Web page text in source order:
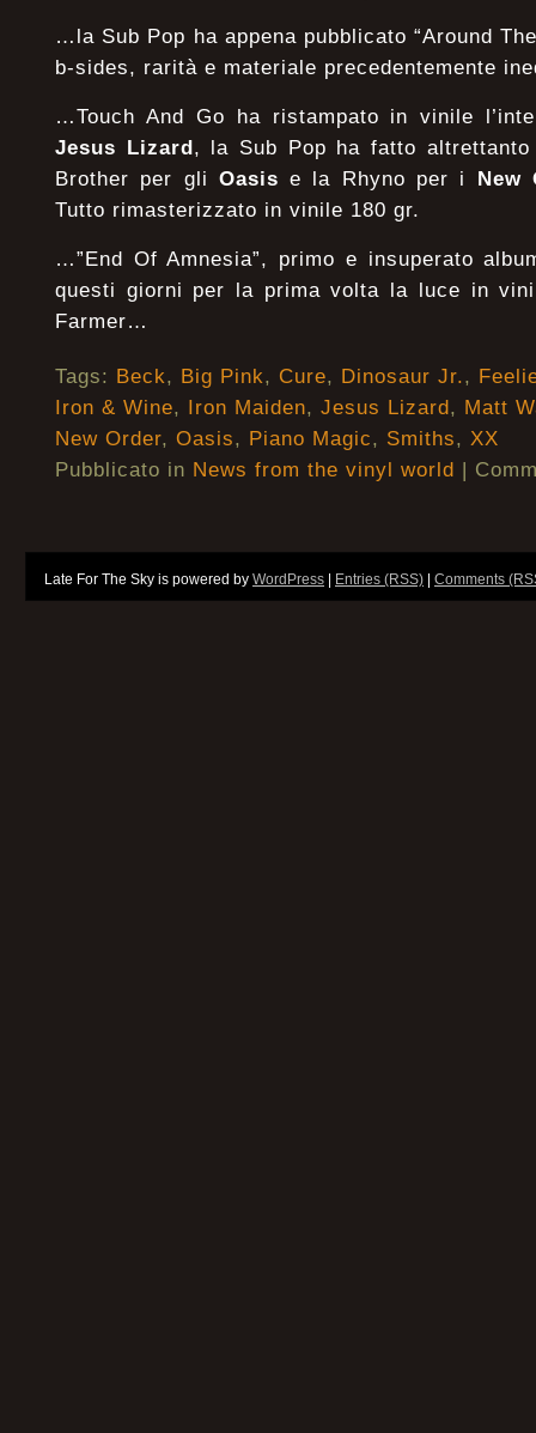
…la Sub Pop ha appena pubblicato “Around
b-sides, rarità e materiale precedentemente
…Touch And Go ha ristampato in vinile
Jesus Lizard, la Sub Pop ha fatto
Brother per gli Oasis e la Rhyno per i New
Tutto rimasterizzato in vinile 180 gr.
…”End Of Amnesia”, primo e insuperato
questi giorni per la prima volta la luce in
Farmer…
Tags: Beck, Big Pink, Cure, Dinosaur Jr.,
Iron & Wine, Iron Maiden, Jesus Lizard, Matt
New Order, Oasis, Piano Magic, Smiths, XX
Pubblicato in News from the vinyl world |
Late For The Sky is powered by WordPress Entries (RSS) Comments